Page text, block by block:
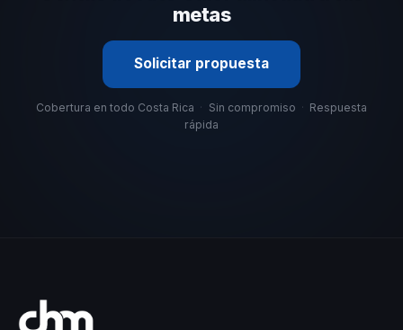
metas
Solicitar propuesta
Cobertura en todo Costa Rica · Sin compromiso · Respuesta
rápida